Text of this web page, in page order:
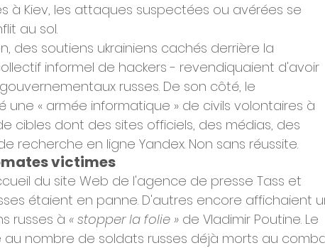
à Kiev, les attaques suspectées ou avérées se
au sol.
des soutiens ukrainiens cachés derrière la
informel de hackers - revendiquaient d'avoir
russes. De son côté, le
une « armée informatique » de civils volontaires à
cibles dont des sites officiels, des médias, des
recherche en ligne Yandex. Non sans réussite.
victimes
du site Web de l'agence de presse Tass et
étaient en panne. D'autres encore affichaient
russes à « stopper la folie » de Vladimir Poutine. Le
au nombre de soldats russes déjà morts au